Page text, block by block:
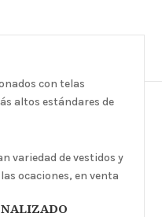
con telas
altos estándares de
variedad de vestidos y
ocaciones, en venta